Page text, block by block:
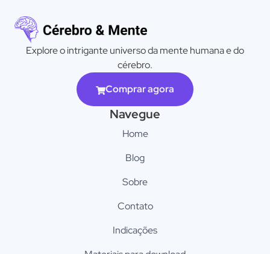
Explore o intrigante universo da mente humana e do
cérebro.
Comprar agora
Navegue
Home
Blog
Sobre
Contato
Indicações